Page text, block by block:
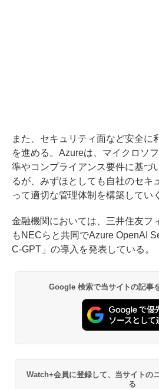
また、セキュリティ面など安全に
を進める。Azureは、マイクロソ
準やコンプライアンス要件に基づ
るが、みずほとしても自社のセキ
って適切な管理体制を構築してい
金融機関においては、三井住友フ
もNECらと共同でAzure OpenAI
C-GPT」の導入を発表している。
Google 検索で当サイトの記事
Watch+会員に登録して、当サイトの
る